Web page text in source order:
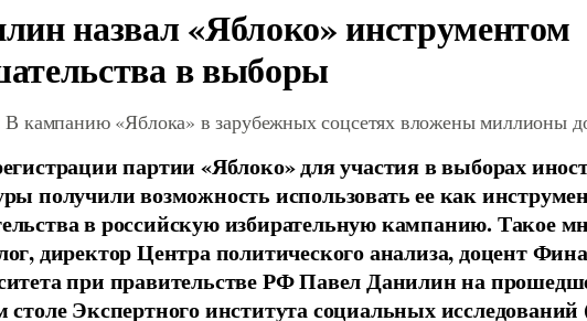
назвал «Яблоко» инструментом
в выборы
В кампанию «Яблока» в зарубежных соцсетях вложены миллионы
партии «Яблоко» для участия в выборах
получили возможность использовать ее как
в российскую избирательную кампанию. Такое
директор Центра политического анализа, доцент
при правительстве РФ Павел Данилин на
столе Экспертного института социальных